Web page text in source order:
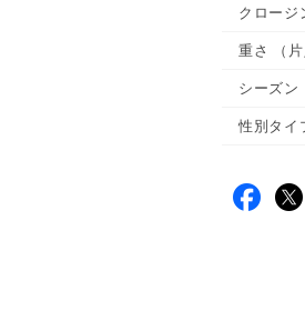
クロージ
重さ （
シーズン
性別タイ